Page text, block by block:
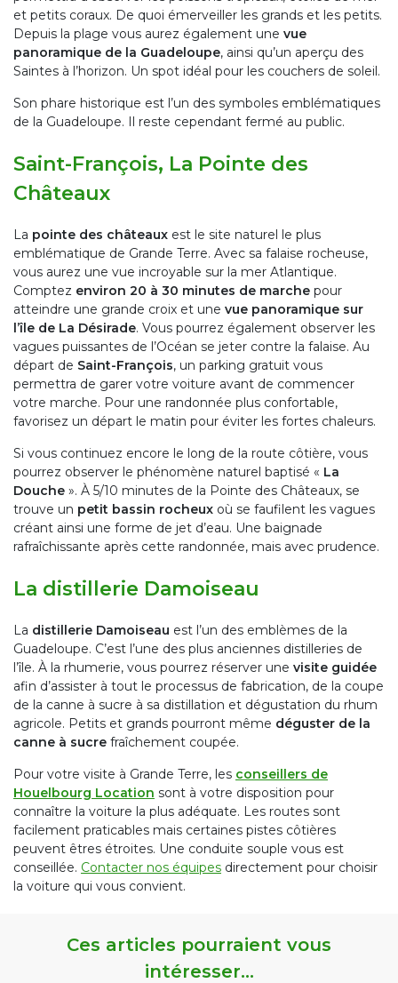
et petits coraux. De quoi émerveiller les grands et les petits.
Depuis la plage vous aurez également une vue
panoramique de la Guadeloupe, ainsi qu’un aperçu des
Saintes à l’horizon. Un spot idéal pour les couchers de soleil.
Son phare historique est l’un des symboles emblématiques
de la Guadeloupe. Il reste cependant fermé au public.
Saint-François, La Pointe des
Châteaux
La pointe des châteaux est le site naturel le plus
emblématique de Grande Terre. Avec sa falaise rocheuse,
vous aurez une vue incroyable sur la mer Atlantique.
Comptez environ 20 à 30 minutes de marche pour
atteindre une grande croix et une vue panoramique sur
l’île de La Désirade. Vous pourrez également observer les
vagues puissantes de l’Océan se jeter contre la falaise. Au
départ de Saint-François, un parking gratuit vous
permettra de garer votre voiture avant de commencer
votre marche. Pour une randonnée plus confortable,
favorisez un départ le matin pour éviter les fortes chaleurs.
Si vous continuez encore le long de la route côtière, vous
pourrez observer le phénomène naturel baptisé « La
Douche ». À 5/10 minutes de la Pointe des Châteaux, se
trouve un petit bassin rocheux où se faufilent les vagues
créant ainsi une forme de jet d’eau. Une baignade
rafraîchissante après cette randonnée, mais avec prudence.
La distillerie Damoiseau
La distillerie Damoiseau est l’un des emblèmes de la
Guadeloupe. C’est l’une des plus anciennes distilleries de
l’île. À la rhumerie, vous pourrez réserver une visite guidée
afin d’assister à tout le processus de fabrication, de la coupe
de la canne à sucre à sa distillation et dégustation du rhum
agricole. Petits et grands pourront même déguster de la
canne à sucre fraîchement coupée.
Pour votre visite à Grande Terre, les conseillers de
Houelbourg Location sont à votre disposition pour
connaître la voiture la plus adéquate. Les routes sont
facilement praticables mais certaines pistes côtières
peuvent êtres étroites. Une conduite souple vous est
conseillée. Contacter nos équipes directement pour choisir
la voiture qui vous convient.
Ces articles pourraient vous
intéresser...